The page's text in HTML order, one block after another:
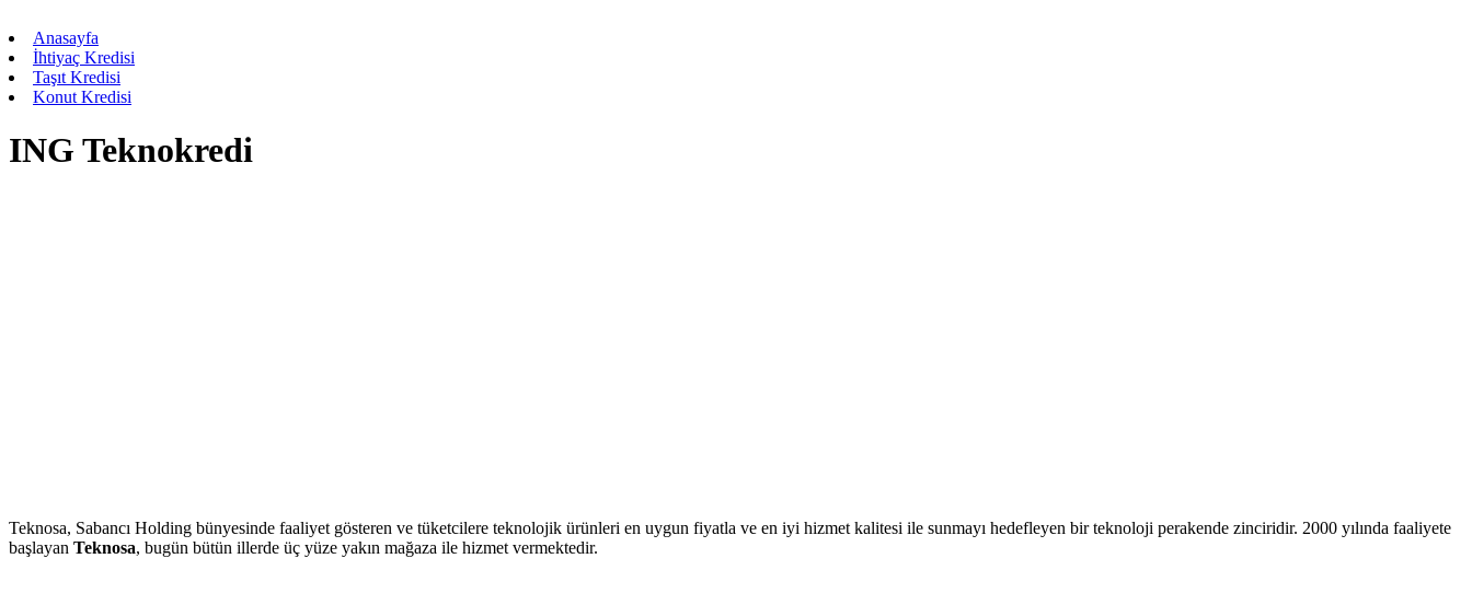
Anasayfa
İhtiyaç Kredisi
Taşıt Kredisi
Konut Kredisi
ING Teknokredi
Teknosa, Sabancı Holding bünyesinde faaliyet gösteren ve tüketcilere teknolojik ürünleri en uygun fiyatla ve en iyi hizmet kalitesi ile sunmayı hedefleyen bir teknoloji perakende zinciridir. 2000 yılında faaliyete
başlayan Teknosa, bugün bütün illerde üç yüze yakın mağaza ile hizmet vermektedir.